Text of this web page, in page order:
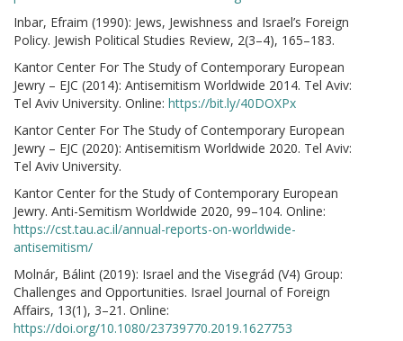
Inbar, Efraim (1990): Jews, Jewishness and Israel’s Foreign
Policy. Jewish Political Studies Review, 2(3–4), 165–183.
Kantor Center For The Study of Contemporary European
Jewry – EJC (2014): Antisemitism Worldwide 2014. Tel Aviv:
Tel Aviv University. Online: https://bit.ly/40DOXPx
Kantor Center For The Study of Contemporary European
Jewry – EJC (2020): Antisemitism Worldwide 2020. Tel Aviv:
Tel Aviv University.
Kantor Center for the Study of Contemporary European
Jewry. Anti-Semitism Worldwide 2020, 99–104. Online:
https://cst.tau.ac.il/annual-reports-on-worldwide-
antisemitism/
Molnár, Bálint (2019): Israel and the Visegrád (V4) Group:
Challenges and Opportunities. Israel Journal of Foreign
Affairs, 13(1), 3–21. Online:
https://doi.org/10.1080/23739770.2019.1627753